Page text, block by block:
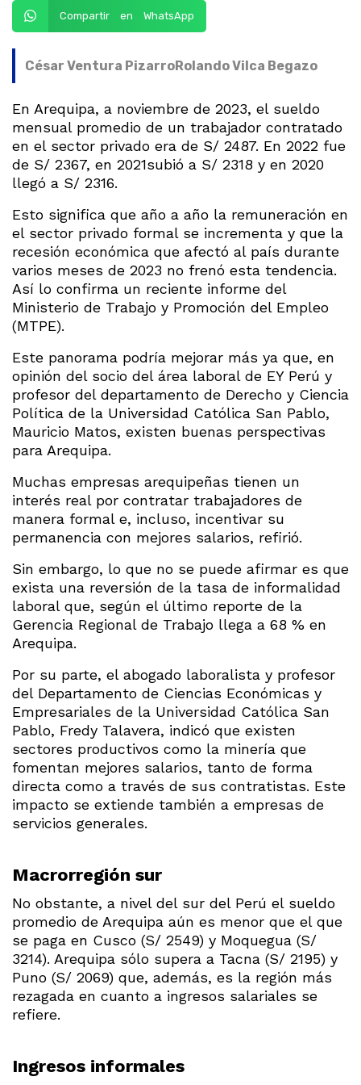
Compartir en WhatsApp
César Ventura PizarroRolando Vilca Begazo
En Arequipa, a noviembre de 2023, el sueldo
mensual promedio de un trabajador contratado
en el sector privado era de S/ 2487. En 2022 fue
de S/ 2367, en 2021subió a S/ 2318 y en 2020
llegó a S/ 2316.
Esto significa que año a año la remuneración en
el sector privado formal se incrementa y que la
recesión económica que afectó al país durante
varios meses de 2023 no frenó esta tendencia.
Así lo confirma un reciente informe del
Ministerio de Trabajo y Promoción del Empleo
(MTPE).
Este panorama podría mejorar más ya que, en
opinión del socio del área laboral de EY Perú y
profesor del departamento de Derecho y Ciencia
Política de la Universidad Católica San Pablo,
Mauricio Matos, existen buenas perspectivas
para Arequipa.
Muchas empresas arequipeñas tienen un
interés real por contratar trabajadores de
manera formal e, incluso, incentivar su
permanencia con mejores salarios, refirió.
Sin embargo, lo que no se puede afirmar es que
exista una reversión de la tasa de informalidad
laboral que, según el último reporte de la
Gerencia Regional de Trabajo llega a 68 % en
Arequipa.
Por su parte, el abogado laboralista y profesor
del Departamento de Ciencias Económicas y
Empresariales de la Universidad Católica San
Pablo, Fredy Talavera, indicó que existen
sectores productivos como la minería que
fomentan mejores salarios, tanto de forma
directa como a través de sus contratistas. Este
impacto se extiende también a empresas de
servicios generales.
Macrorregión sur
No obstante, a nivel del sur del Perú el sueldo
promedio de Arequipa aún es menor que el que
se paga en Cusco (S/ 2549) y Moquegua (S/
3214). Arequipa sólo supera a Tacna (S/ 2195) y
Puno (S/ 2069) que, además, es la región más
rezagada en cuanto a ingresos salariales se
refiere.
Ingresos informales